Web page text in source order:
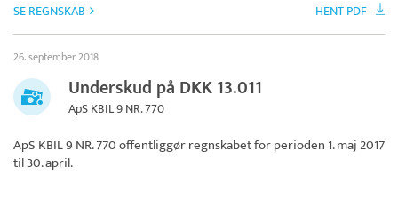
SE REGNSKAB HENT PDF
26. september 2018
Underskud på DKK 13.011
ApS KBIL 9 NR. 770
ApS KBIL 9 NR. 770offentliggør regnskabet for perioden 1. maj 2017
til 30. april.